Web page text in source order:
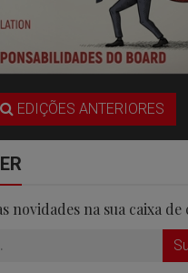
EDIÇÕES ANTERIORES
novidades na sua caixa